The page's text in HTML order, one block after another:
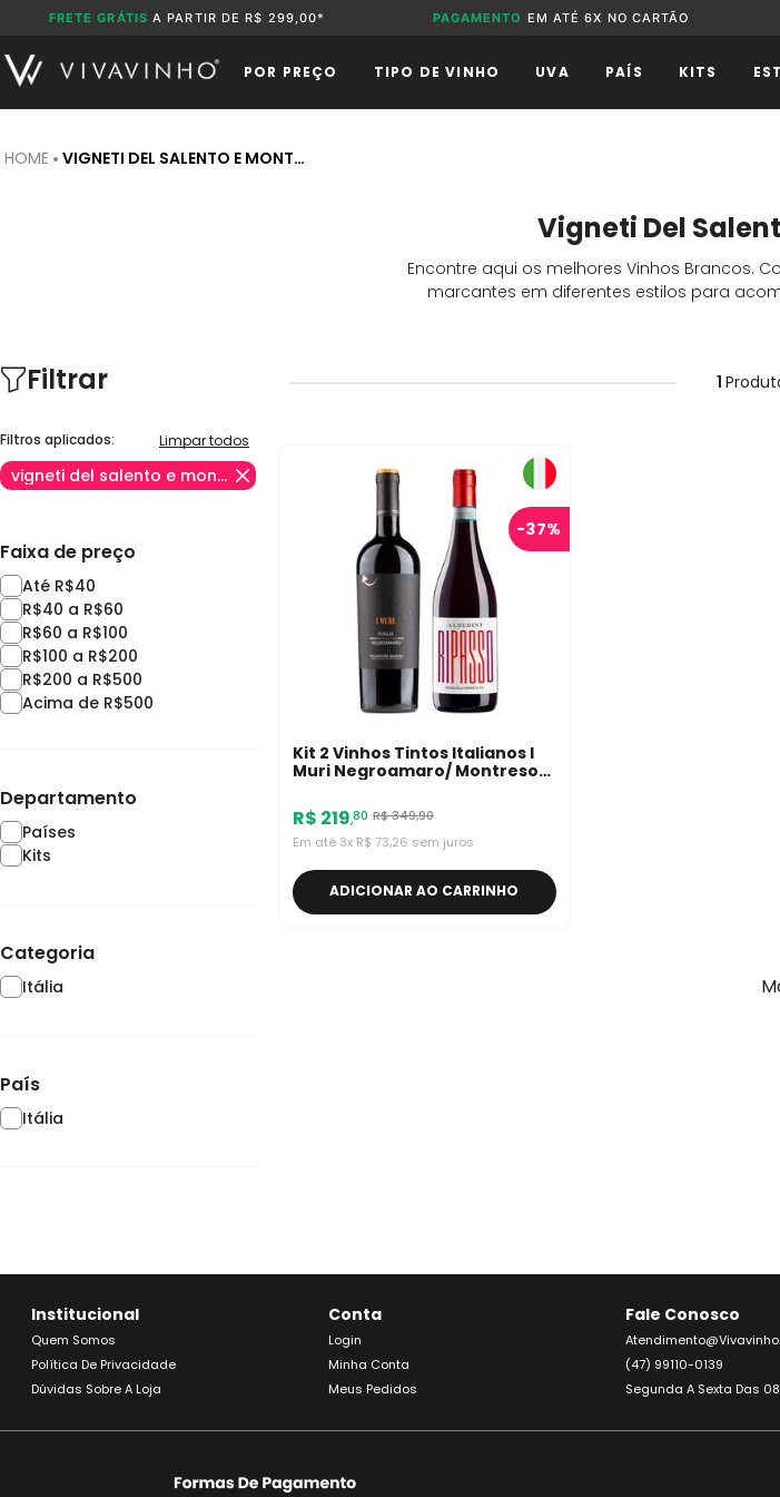
FRETE GRÁTIS A PARTIR DE R$ 299,00* PAGAMENTO EM ATÉ 6X NO CARTÃO
POR PREÇO TIPO DE VINHO UVA PAÍS KITS
VIGNETI DEL SALENTO E MONTRESO
Vigneti Del
Encontre aqui os melhores Vinhos Brancos.
marcantes em diferentes estilos para
Filtrar
Filtros aplicados: Limpar todos
vigneti del salento e montreso
Faixa de preço
Até R$40
R$40 a R$60
R$60 a R$100
R$100 a R$200
R$200 a R$500
Acima de R$500
Departamento
Países
Kits
Categoria
Itália
País
Itália
1
-37%
Kit 2 Vinhos Tintos Italianos I
Muri Negroamaro/ Montresor
R$ 219,80 R$349,90
Em até 3x R$ 73,26 sem juros
ADICIONAR AO CARRINHO
Institucional
Quem Somos
Política De Privacidade
Dúvidas Sobre A Loja
Conta
Login
Minha Conta
Meus Pedidos
Fale Conosco
(47) 99110-0139
Segunda A Sexta Das